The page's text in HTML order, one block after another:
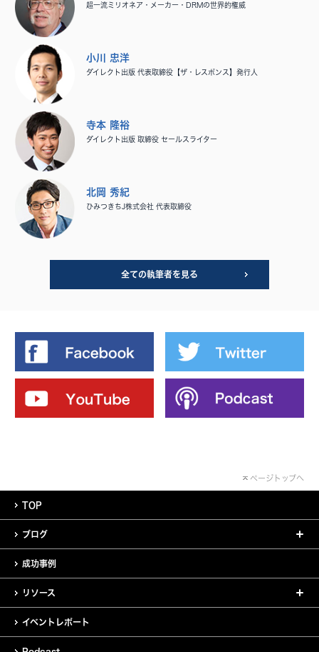
超一流ミリオネア・メーカー・DRMの世界的権威
小川 忠洋
ダイレクト出版 代表取締役【ザ・レスポンス】発行人
寺本 隆裕
ダイレクト出版 取締役 セールスライター
北岡 秀紀
ひみつきちJ株式会社 代表取締役
全ての執筆者を見る
ページトップへ
TOP
ブログ
成功事例
リソース
イベントレポート